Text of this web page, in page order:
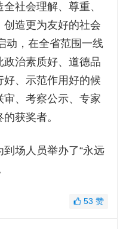
社会理解、尊重、
造更为友好的社会
动，在全省范围一线
治素质好、道德品
、示范作用好的候
、考察公示、专家
获奖者。
场人员举办了“永远
53 赞